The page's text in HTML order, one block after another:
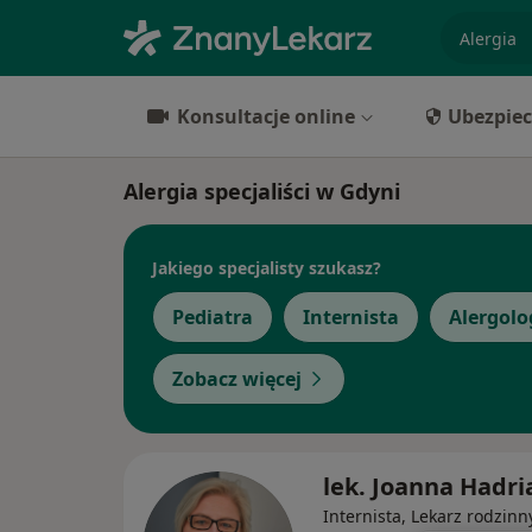
Konsultacje online
Alergia specjaliści w Gdyni
Jakiego specjalisty szukasz?
Pediatra Internista
Zobacz więcej
lek. Joanna
Internista, Lekarz